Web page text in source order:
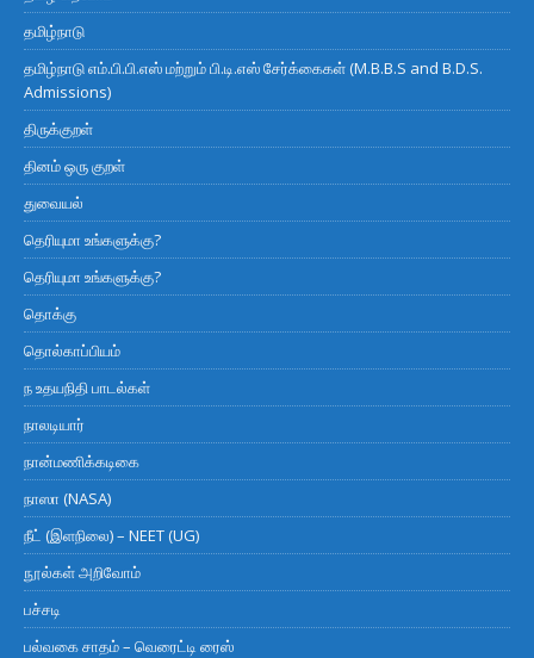
தமிழ்நாடு
தமிழ்நாடு எம்.பி.பி.எஸ் மற்றும் பி.டி.எஸ் சேர்க்கைகள் (M.B.B.S and B.D.S.
Admissions)
திருக்குறள்
தினம் ஒரு குறள்
துவையல்
தெரியுமா உங்களுக்கு?
தெரியுமா உங்களுக்கு?
தொக்கு
தொல்காப்பியம்
ந உதயநிதி பாடல்கள்
நாலடியார்
நான்மணிக்கடிகை
நாஸா (NASA)
நீட் (இளநிலை) – NEET (UG)
நூல்கள் அறிவோம்
பச்சடி
பல்வகை சாதம் – வெரைட்டி ரைஸ்